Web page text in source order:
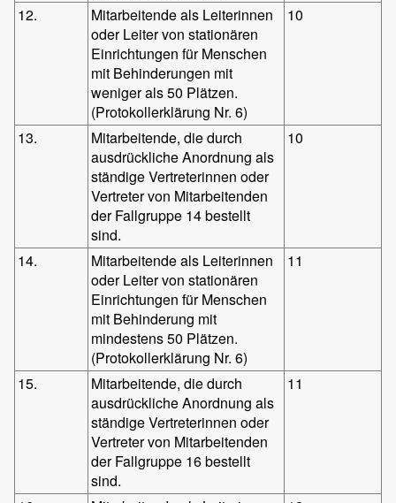
12.
Mitarbeitende als Leiterinnen
oder Leiter von stationären
Einrichtungen für Menschen
mit Behinderungen mit
weniger als 50 Plätzen.
(Protokollerklärung Nr. 6)
10
13.
Mitarbeitende, die durch
ausdrückliche Anordnung als
ständige Vertreterinnen oder
Vertreter von Mitarbeitenden
der Fallgruppe 14 bestellt
sind.
10
14.
Mitarbeitende als Leiterinnen
oder Leiter von stationären
Einrichtungen für Menschen
mit Behinderung mit
mindestens 50 Plätzen.
(Protokollerklärung Nr. 6)
11
15.
Mitarbeitende, die durch
ausdrückliche Anordnung als
ständige Vertreterinnen oder
Vertreter von Mitarbeitenden
der Fallgruppe 16 bestellt
sind.
11